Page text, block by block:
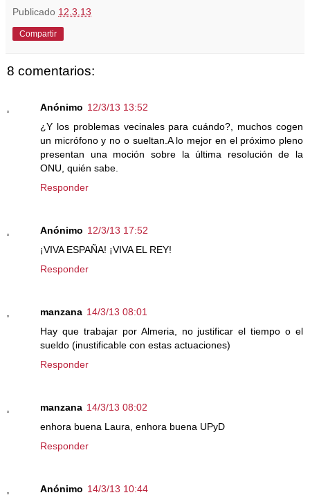
Publicado 12.3.13
Compartir
8 comentarios:
Anónimo 12/3/13 13:52
¿Y los problemas vecinales para cuándo?, muchos cogen
un micrófono y no o sueltan.A lo mejor en el próximo pleno
presentan una moción sobre la última resolución de la
ONU, quién sabe.
Responder
Anónimo 12/3/13 17:52
¡VIVA ESPAÑA! ¡VIVA EL REY!
Responder
manzana 14/3/13 08:01
Hay que trabajar por Almeria, no justificar el tiempo o el
sueldo (inustificable con estas actuaciones)
Responder
manzana 14/3/13 08:02
enhora buena Laura, enhora buena UPyD
Responder
Anónimo 14/3/13 10:44